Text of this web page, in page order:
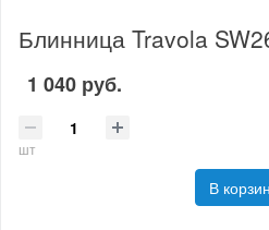
Блинница Travola
1 040 руб.
шт
В